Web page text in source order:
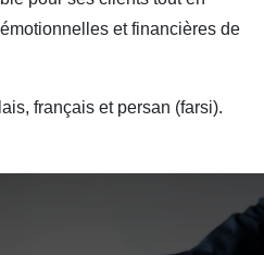
et financières de
français et persan (farsi).